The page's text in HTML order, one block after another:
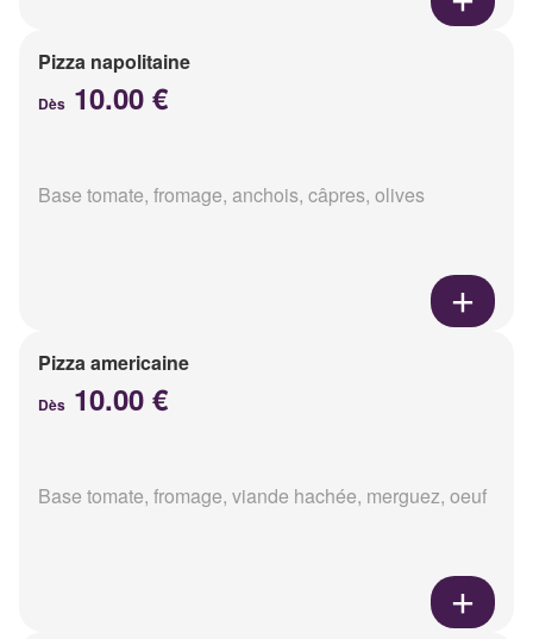
Pizza napolitaine
Dès 10.00 €
Base tomate, fromage, anchois, câpres, olives
Pizza americaine
Dès 10.00 €
Base tomate, fromage, viande hachée, merguez, oeuf